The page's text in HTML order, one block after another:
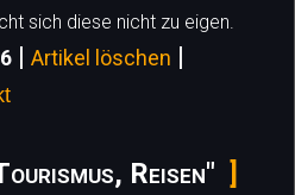
sich diese nicht zu eigen.
| Artikel löschen |
Reisen"